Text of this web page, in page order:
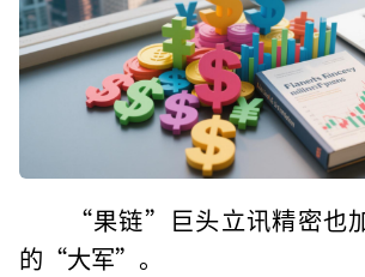
“果链”巨头立讯精密也
的“大军”。